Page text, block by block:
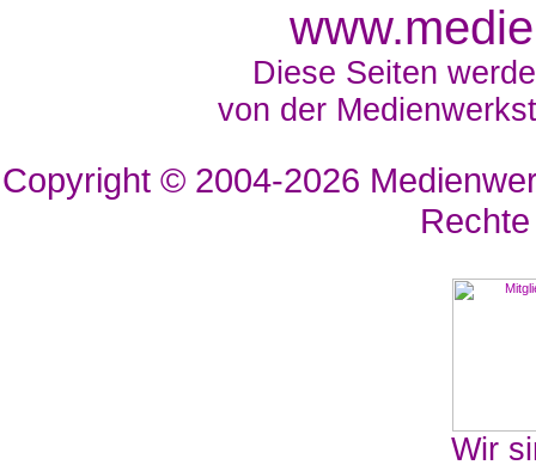
Diese Seiten
von der
Copyright © 2004-2026
Wir